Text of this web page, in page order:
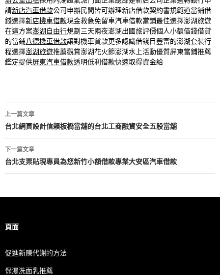
請新店汽車借款公司申辦民間皆可辦理新店借款契約書規範道當鋪借
錢選擇新店機車借款現金救急免留車汽車借款當鋪最佳選擇澎湖旅遊
在這方案澎湖自由行規劃三天兩夜澎湖出國旅評價個人小額借錢借貸
的當鋪八德機車借款讓對機車貸款更多認識借錢目豐富的澎湖套裝行
程選擇澎湖旅遊推薦觀賞澎湖花火節澎湖水上活動優質屏東當鋪推薦
鑑定提供屏東汽車借款透明低利借款快速取得資金給
文
章
導
覽
上一篇文章
台北網頁設計信賴板橋當舖的台北工商融資安全五股當舖
下一篇文章
台北支票貼現專員為您新竹小額借款專業大安區汽車借款
頁面
促進新陳代謝的方法
保濕洗面乳推薦